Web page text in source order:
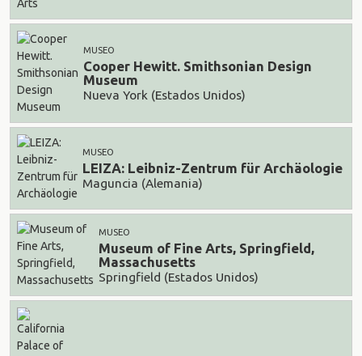
MUSEO
Cooper Hewitt. Smithsonian Design
Museum
Nueva York (Estados Unidos)
MUSEO
LEIZA: Leibniz-Zentrum für Archäologie
Maguncia (Alemania)
MUSEO
Museum of Fine Arts, Springfield,
Massachusetts
Springfield (Estados Unidos)